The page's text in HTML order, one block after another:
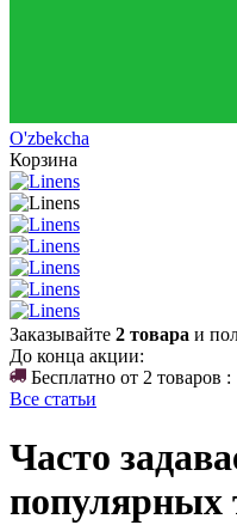
O'zbekcha
Корзина
Заказывайте 2 товара и
До конца акции:
Бесплатно от 2 товаров :
Все статьи
Часто
популярных